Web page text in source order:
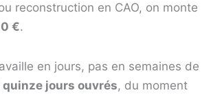
reconstruction en CAO, on monte
€.
en jours, pas en semaines de
quinze jours ouvrés, du moment